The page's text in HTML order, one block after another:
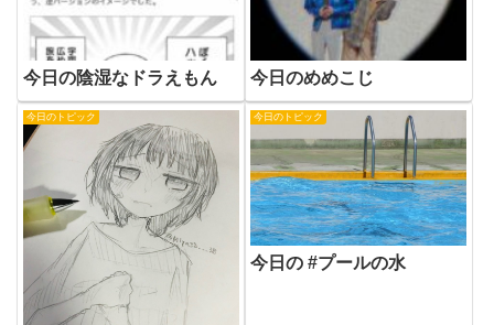
今日の陰湿なドラえもん 今日のめめこじ
今日のトピック 今日のトピック
今日の #プールの水